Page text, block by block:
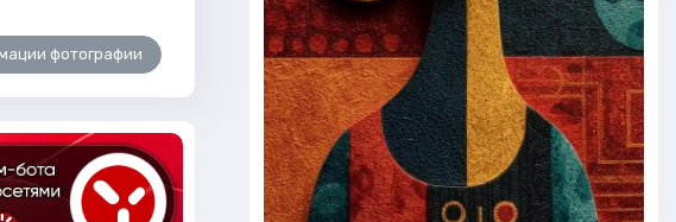
фотографии